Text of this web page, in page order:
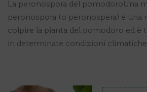
La peronospora del pomodoroUna
peronospora (o peronospera) è una
colpire la pianta del pomodoro ed è
in determinate condizioni